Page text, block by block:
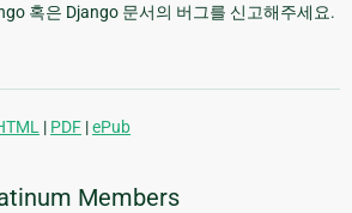
혹은 Django 문서의 버그를 신고해주세요.
| PDF |ePub
Members